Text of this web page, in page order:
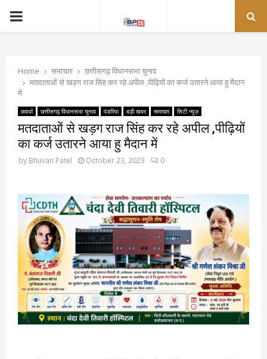
PRIMARY
Home समाचार
छत्तीसगढ़ विधानसभा चुनाव
मतदाताओं से खड़ग राज सिंह कर रहे अपील ,पीढ़ियों का कर्ज उतारने आया हु मैदान
में
कवर्धा छत्तीसगढ़ विधानसभा चुनाव पंडरिया बड़ी खबर समाचार सिटी न्यूज़
मतदाताओं से खड़ग राज सिंह कर रहे अपील ,पीढ़ियों
का कर्ज उतारने आया हु मैदान में
by Bhuvan Patel October 23, 2023 0